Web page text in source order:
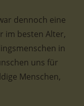
dennoch eine
im besten Alter,
in
uns für
Menschen,